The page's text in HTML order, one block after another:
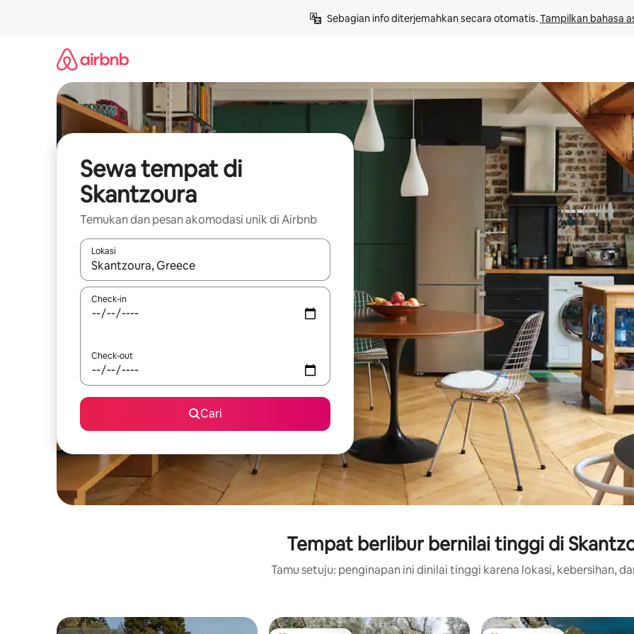
Sebagian info diterjemahkan secara otomatis. Tampilkan bahasa
Sewa tempat di
Skantzoura
Temukan dan pesan akomodasi unik di Airbnb
Lokasi
Jika hasil yang dicari tersedia, telusuri dengan tombol panah ke atas dan ke bawah atau jelajahi dengan sentuhan atau
Check-in
Check-out
Cari
Tempat berlibur bernilai tinggi di
Tamu setuju: penginapan ini dinilai tinggi karena lokasi, kebersihan,